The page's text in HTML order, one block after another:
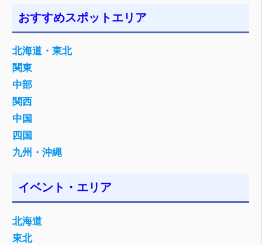
おすすめスポットエリア
北海道・東北
関東
中部
関西
中国
四国
九州・沖縄
イベント・エリア
北海道
東北